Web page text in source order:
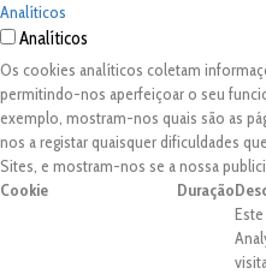
Analíticos
Analíticos
Os cookies analíticos coletam
permitindo-nos aperfeiçoar o seu
exemplo, mostram-nos quais são as
nos a registar quaisquer dificuldades
Sites, e mostram-nos se a nossa
Cookie
Duração